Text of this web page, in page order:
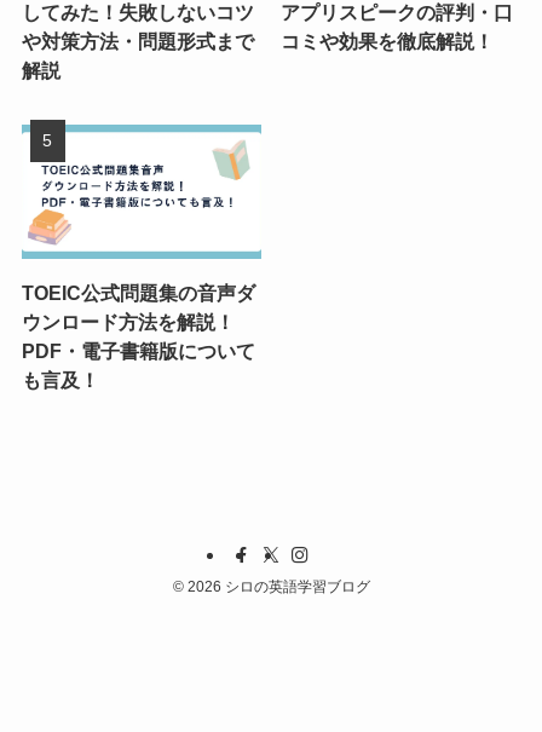
してみた！失敗しないコツ
や対策方法・問題形式まで
解説
アプリスピークの評判・口
コミや効果を徹底解説！
TOEIC公式問題集の音声ダ
ウンロード方法を解説！
PDF・電子書籍版について
も言及！
©2026 シロの英語学習ブログ